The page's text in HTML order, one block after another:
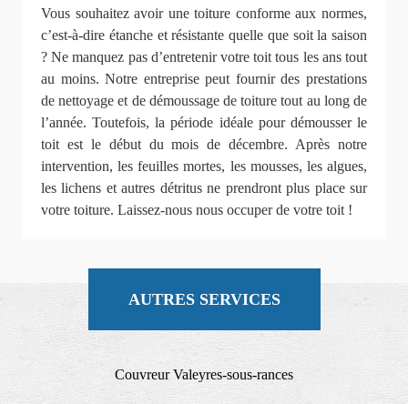
Vous souhaitez avoir une toiture conforme aux normes,
c’est-à-dire étanche et résistante quelle que soit la saison
? Ne manquez pas d’entretenir votre toit tous les ans tout
au moins. Notre entreprise peut fournir des prestations
de nettoyage et de démoussage de toiture tout au long de
l’année. Toutefois, la période idéale pour démousser le
toit est le début du mois de décembre. Après notre
intervention, les feuilles mortes, les mousses, les algues,
les lichens et autres détritus ne prendront plus place sur
votre toiture. Laissez-nous nous occuper de votre toit !
AUTRES SERVICES
Couvreur Valeyres-sous-rances